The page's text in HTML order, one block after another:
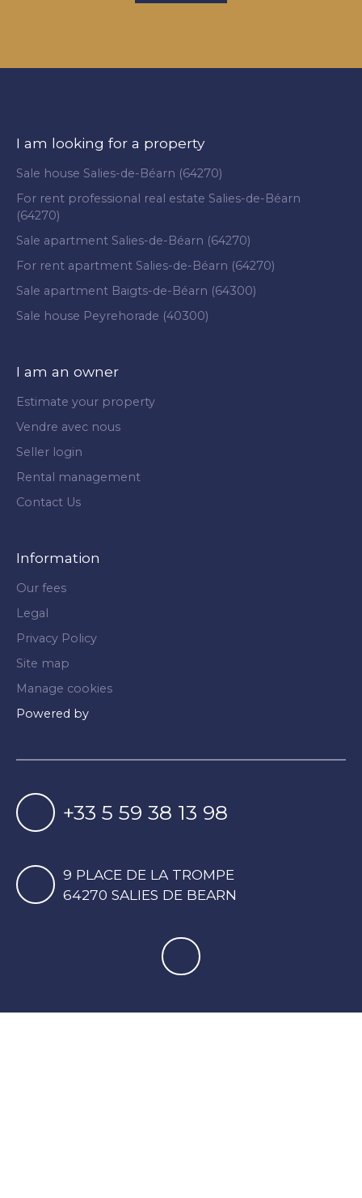
I am looking for a property
Sale house Salies-de-Béarn (64270)
For rent professional real estate Salies-de-Béarn
(64270)
Sale apartment Salies-de-Béarn (64270)
For rent apartment Salies-de-Béarn (64270)
Sale apartment Baigts-de-Béarn (64300)
Sale house Peyrehorade (40300)
I am an owner
Estimate your property
Vendre avec nous
Seller login
Rental management
Contact Us
Information
Our fees
Legal
Privacy Policy
Site map
Manage cookies
Powered by
+33 5 59 38 13 98
9 PLACE DE LA TROMPE
64270 SALIES DE BEARN